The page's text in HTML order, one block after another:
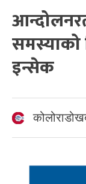
समस्याको
इन्सेक